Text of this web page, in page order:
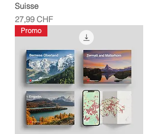
Suisse
Prix
27,99 CHF
Promo